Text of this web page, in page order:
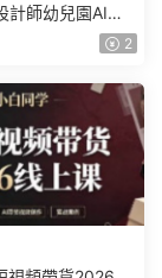
計師幼兒園AI軟
【畫質不錯有素
2